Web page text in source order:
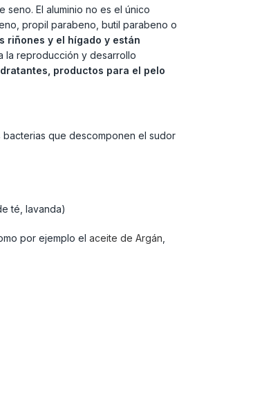
El aluminio no es el único
propil parabeno, butil parabeno o
riñones y el hígado y están
la reproducción y desarrollo
productos para el pelo
que descomponen el sudor
té, lavanda)
por ejemplo el aceite de Argán